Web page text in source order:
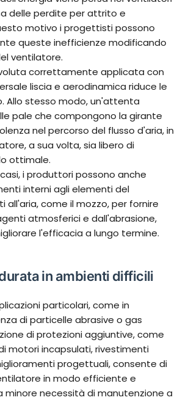
delle perdite per attrito e
motivo i progettisti possono
queste inefficienze modificando
ventilatore.
correttamente applicata con
liscia e aerodinamica riduce le
Allo stesso modo, un'attenta
pale che compongono la girante
nel percorso del flusso d'aria, in
a sua volta, sia libero di
ottimale.
i produttori possono anche
interni agli elementi del
all'aria, come il mozzo, per fornire
atmosferici e dall'abrasione,
l'efficacia a lungo termine.
in ambienti difficili
particolari, come in
di particelle abrasive o gas
di protezioni aggiuntive, come
motori incapsulati, rivestimenti
progettuali, consente di
in modo efficiente e
minore necessità di manutenzione a